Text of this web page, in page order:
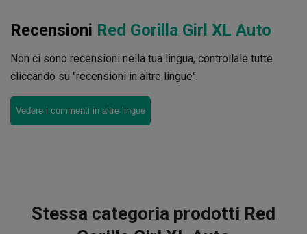
Recensioni Red Gorilla Girl XL Auto
Non ci sono recensioni nella tua lingua, controllale tutte
cliccando su "recensioni in altre lingue".
Vedere i commenti in altre lingue
Stessa categoria prodotti Red